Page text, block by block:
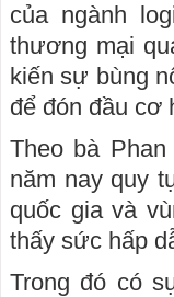
của ngành
thương mại
kiến sự bùng
để đón đầu cơ
Theo bà
năm nay quy
quốc gia và
thấy sức hấp
Trong đó có